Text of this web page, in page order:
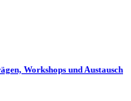
Workshops und Austausch